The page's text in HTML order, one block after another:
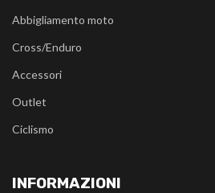
Abbigliamento moto
Cross/Enduro
Accessori
Outlet
Ciclismo
INFORMAZIONI